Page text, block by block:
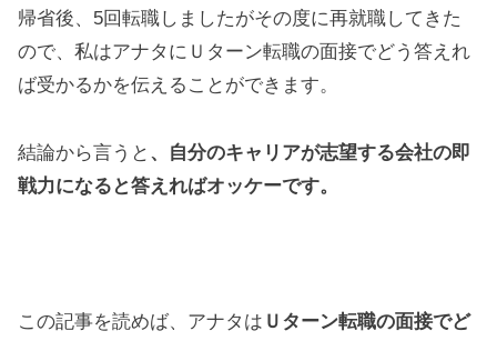
帰省後、5回転職しましたがその度に再就職してきた
ので、私はアナタにＵターン転職の面接でどう答えれ
ば受かるかを伝えることができます。
結論から言うと 、自分のキャリアが志望する会社の即
戦力になると答えればオッケーです。
この記事を読めば、アナタは Ｕターン転職の面接でど